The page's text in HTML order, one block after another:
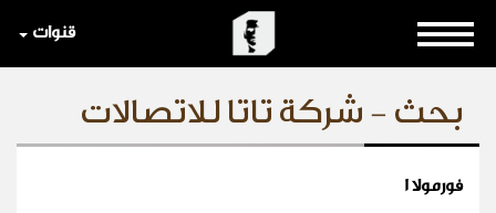
قنوات
بحث - شركة تاتا للاتصالات
فورمولا 1